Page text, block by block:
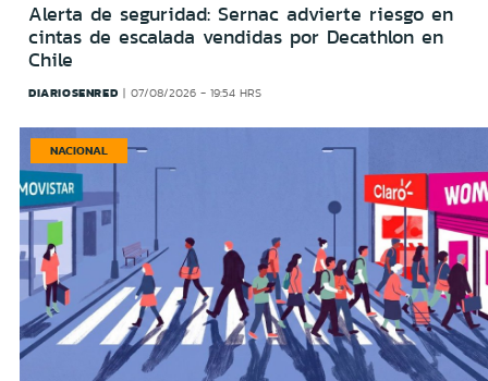
Alerta de seguridad: Sernac advierte riesgo en
cintas de escalada vendidas por Decathlon en
Chile
DIARIOSENRED 07/08/2026 - 19:54 HRS
NACIONAL